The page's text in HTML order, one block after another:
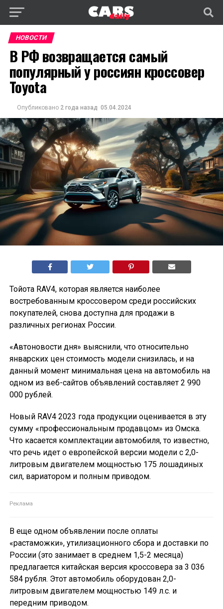
НОВОСТИ
В РФ возвращается самый
популярный у россиян кроссовер
Toyota
Опубликовано 2 года назад 05.04.2024
Тойота RAV4, которая является наиболее
востребованным кроссовером среди российских
покупателей, снова доступна для продажи в
различных регионах России.
«Автоновости дня» выяснили, что относительно
январских цен стоимость модели снизилась, и на
данный момент минимальная цена на автомобиль на
одном из веб-сайтов объявлений составляет 2 990
000 рублей.
Новый RAV4 2023 года продукции оценивается в эту
сумму «профессиональным продавцом» из Омска.
Что касается комплектации автомобиля, то известно,
что речь идет о европейской версии модели с 2,0-
литровым двигателем мощностью 175 лошадиных
сил, вариатором и полным приводом.
В еще одном объявлении после оплаты
«растаможки», утилизационного сбора и доставки по
России (это занимает в среднем 1,5-2 месяца)
предлагается китайская версия кроссовера за 3 036
584 рубля. Этот автомобиль оборудован 2,0-
литровым двигателем мощностью 149 л.с. и
передним приводом.